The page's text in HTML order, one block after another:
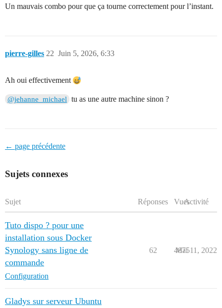
Un mauvais combo pour que ça tourne correctement pour l’instant.
pierre-gilles Juin 5, 2026, 6:33
22
Ah oui effectivement
@jehanne_michael tu as une autre machine sinon ?
← page précédente
Sujets connexes
Sujet Réponses VuesActivité
Tuto dispo ? pour une
installation sous Docker
Synology sans ligne de
commande
Configuration
62 4875
Mai 11, 2022
Gladys sur serveur Ubuntu